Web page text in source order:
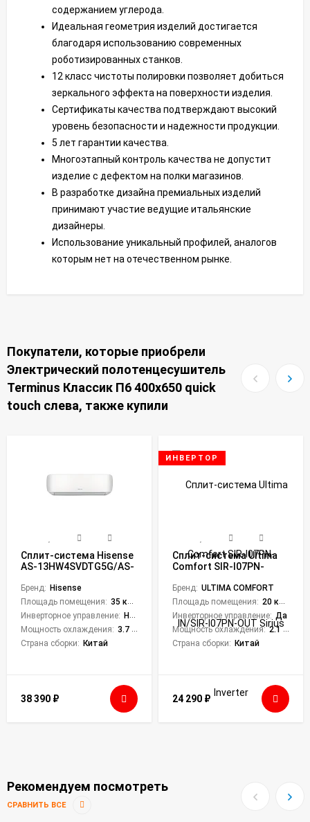
содержанием углерода.
Идеальная геометрия изделий достигается
благодаря использованию современных
роботизированных станков.
12 класс чистоты полировки позволяет добиться
зеркального эффекта на поверхности изделия.
Сертификаты качества подтверждают высокий
уровень безопасности и надежности продукции.
5 лет гарантии качества.
Многоэтапный контроль качества не допустит
изделие с дефектом на полки магазинов.
В разработке дизайна премиальных изделий
принимают участие ведущие итальянские
дизайнеры.
Использование уникальный профилей, аналогов
которым нет на отечественном рынке.
Покупатели, которые приобрели
Электрический полотенцесушитель
Terminus Классик П6 400х650 quick
touch слева, также купили
Сплит-система Hisense
AS-13HW4SVDTG5G/AS-
Premium Classic WI-FI
Бренд: Hisense
Площадь помещения: 35 кв. м.
Инверторное управление: Нет
Мощность охлаждения: 3.7 кВт
Страна сборки: Китай
38 390 ₽
ИНВЕРТОР
Сплит-система Ultima
Comfort SIR-I07PN-
Inverter
Бренд: ULTIMA COMFORT
Площадь помещения: 20 кв. м.
Инверторное управление: Да
Мощность охлаждения: 2.1 кВт
Страна сборки: Китай
24 290 ₽
Рекомендуем посмотреть
СРАВНИТЬ ВСЕ